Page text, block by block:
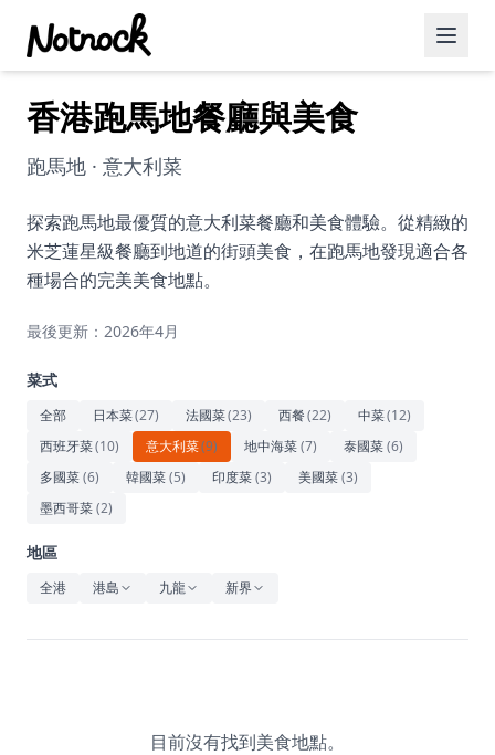
精選活動
博客文章
約會好去處
美食佳餚
藝術文化
休閒
音樂
香港跑馬地餐廳與美食
跑馬地 · 意大利菜
探索跑馬地最優質的意大利菜餐廳和美食體驗。從精緻的
米芝蓮星級餐廳到地道的街頭美食，在跑馬地發現適合各
種場合的完美美食地點。
最後更新：2026年4月
菜式
全部 日本菜(27) 法國菜(23) 西餐(22) 中菜(12)
西班牙菜(10) 意大利菜(9) 地中海菜(7) 泰國菜(6)
多國菜(6) 韓國菜(5) 印度菜(3) 美國菜(3)
墨西哥菜(2)
地區
全港 港島 九龍 新界
目前沒有找到美食地點。